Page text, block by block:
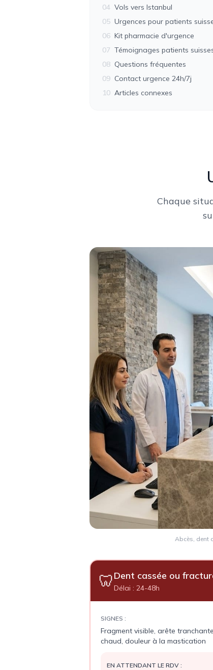
04 Vols vers Istanbul
05 Urgences pour patients
06 Kit pharmacie d'urgence
07 Témoignages patients
08 Questions fréquentes
09 Contact urgence 24h/7j
10 Articles connexes
Chaque
Abcès, dent
🦷Dent cassée ou
Délai : 24-48h
SIGNES :
Fragment visible, arête
chaud, douleur à la mastication
EN ATTENDANT LE RDV :